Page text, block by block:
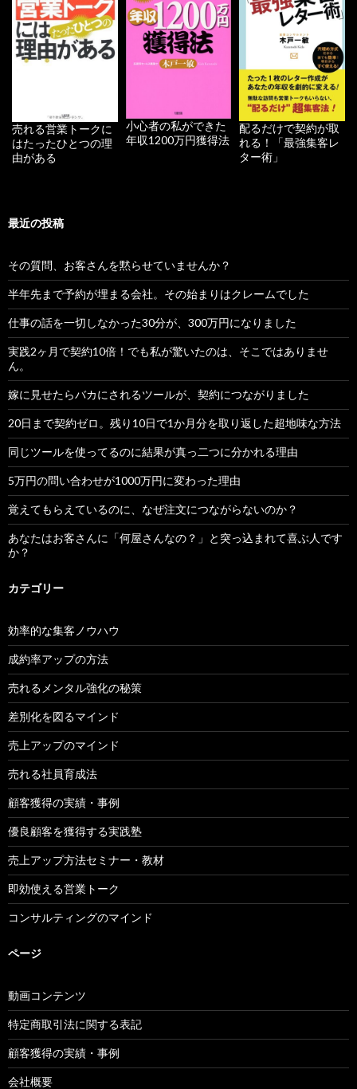
売れる営業トークに
はたったひとつの理
由がある
小心者の私ができた
年収1200万円獲得法
配るだけで契約が取
れる！「最強集客レ
ター術」
最近の投稿
その質問、お客さんを黙らせていませんか？
半年先まで予約が埋まる会社。その始まりはクレームでした
仕事の話を一切しなかった30分が、300万円になりました
実践2ヶ月で契約10倍！でも私が驚いたのは、そこではありませ
ん。
嫁に見せたらバカにされるツールが、契約につながりました
20日まで契約ゼロ。残り10日で1か月分を取り返した超地味な方法
同じツールを使ってるのに結果が真っ二つに分かれる理由
5万円の問い合わせが1000万円に変わった理由
覚えてもらえているのに、なぜ注文につながらないのか？
あなたはお客さんに「何屋さんなの？」と突っ込まれて喜ぶ人です
か？
カテゴリー
効率的な集客ノウハウ
成約率アップの方法
売れるメンタル強化の秘策
差別化を図るマインド
売上アップのマインド
売れる社員育成法
顧客獲得の実績・事例
優良顧客を獲得する実践塾
売上アップ方法セミナー・教材
即効使える営業トーク
コンサルティングのマインド
ページ
動画コンテンツ
特定商取引法に関する表記
顧客獲得の実績・事例
会社概要